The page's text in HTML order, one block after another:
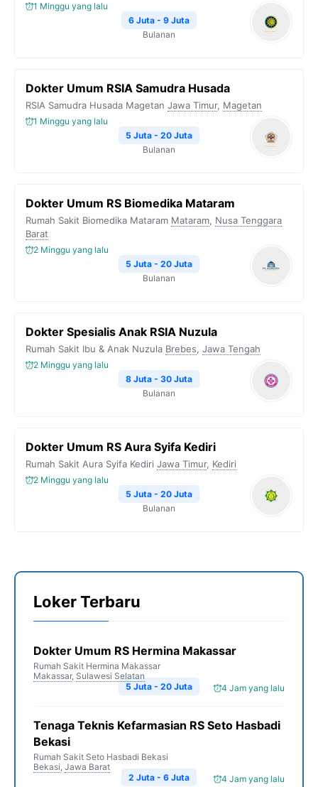
1 Minggu yang lalu
6 Juta - 9 Juta
Bulanan
Dokter Umum RSIA Samudra Husada
RSIA Samudra Husada Magetan Jawa Timur, Magetan
1 Minggu yang lalu
5 Juta - 20 Juta
Bulanan
Dokter Umum RS Biomedika Mataram
Rumah Sakit Biomedika Mataram Mataram, Nusa Tenggara
Barat
2 Minggu yang lalu
5 Juta - 20 Juta
Bulanan
Dokter Spesialis Anak RSIA Nuzula
Rumah Sakit Ibu & Anak Nuzula Brebes, Jawa Tengah
2 Minggu yang lalu
8 Juta - 30 Juta
Bulanan
Dokter Umum RS Aura Syifa Kediri
Rumah Sakit Aura Syifa Kediri Jawa Timur, Kediri
2 Minggu yang lalu
5 Juta - 20 Juta
Bulanan
Loker Terbaru
Dokter Umum RS Hermina Makassar
Rumah Sakit Hermina Makassar
Makassar, Sulawesi Selatan
4 Jam yang lalu
5 Juta - 20 Juta
Tenaga Teknis Kefarmasian RS Seto Hasbadi
Bekasi
Rumah Sakit Seto Hasbadi Bekasi
Bekasi, Jawa Barat
4 Jam yang lalu
2 Juta - 6 Juta